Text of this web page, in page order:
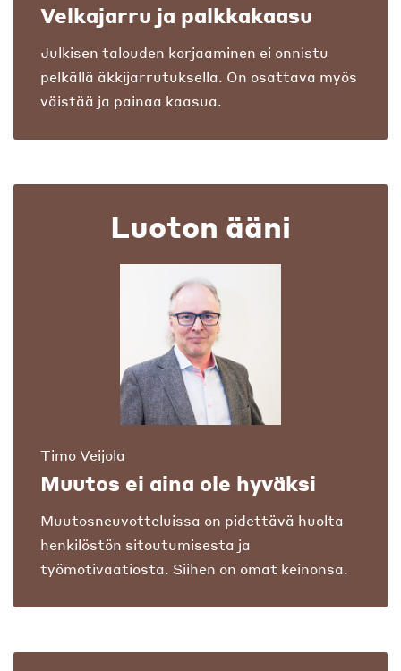
Velkajarru ja palkkakaasu
Julkisen talouden korjaaminen ei onnistu
pelkällä äkkijarrutuksella. On osattava myös
väistää ja painaa kaasua.
Luoton ääni
Timo Veijola
Muutos ei aina ole hyväksi
Muutosneuvotteluissa on pidettävä huolta
henkilöstön sitoutumisesta ja
työmotivaatiosta. Siihen on omat keinonsa.